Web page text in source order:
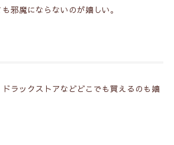
邪魔にならないのが嬉しい。
ラックストアなどどこでも買えるのも嬉